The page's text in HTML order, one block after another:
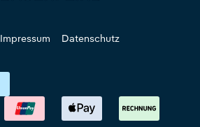
Impressum Datenschutz